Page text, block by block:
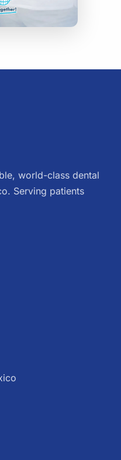
world-class dental
Serving patients